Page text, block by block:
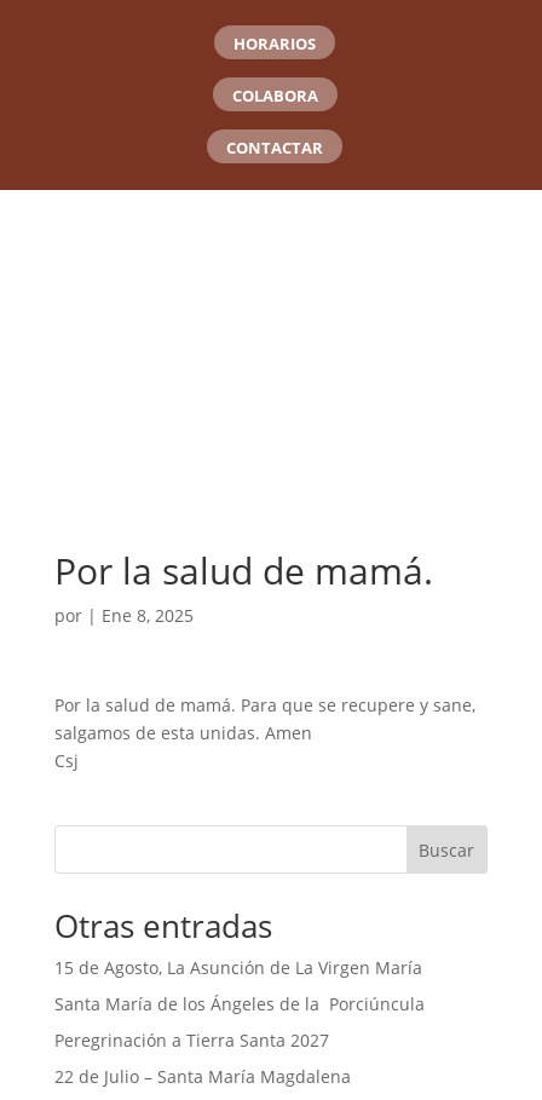
HORARIOS
COLABORA
CONTACTAR
Por la salud de mamá.
por | Ene 8, 2025
Por la salud de mamá. Para que se recupere y sane,
salgamos de esta unidas. Amen
Csj
Buscar
Otras entradas
15 de Agosto, La Asunción de La Virgen María
Santa María de los Ángeles de la Porciúncula
Peregrinación a Tierra Santa 2027
22 de Julio – Santa María Magdalena